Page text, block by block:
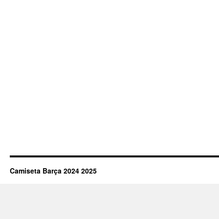
Camiseta Barça 2024 2025